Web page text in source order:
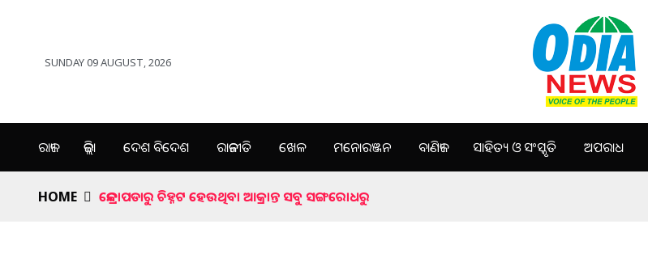
SUNDAY 09 AUGUST, 2026
ରାଜ୍ୟ ଜିଲ୍ଲା ଦେଶ ବିଦେଶ ରାଜନୀତି ଖେଳ ମନୋରଞ୍ଜନ ବାଣିଜ୍ୟ ସାହିତ୍ୟ ଓ ସଂସ୍କୃତି ଅପରାଧ
HOME କେନ୍ଦ୍ରାପଡାରୁ ଚିହ୍ନଟ ହେଉଥିବା ଆକ୍ରାନ୍ତ ସବୁ ସଙ୍ଗରୋଧରୁ